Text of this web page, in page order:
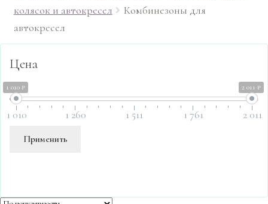
колясок и автокресел
Комбинезоны для
автокресел
Цена
1 010 ₽ 2 011 ₽
1 010 1 260 1 511 1 761 2 011
Применить